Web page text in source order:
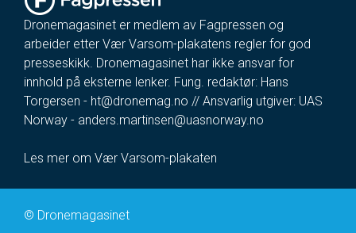
Dronemagasinet er medlem av Fagpressen og
arbeider etter Vær Varsom-plakatens regler for god
presseskikk. Dronemagasinet har ikke ansvar for
innhold på eksterne lenker. Fung. redaktør: Hans
Torgersen - ht@dronemag.no // Ansvarlig utgiver: UAS
Norway - anders.martinsen@uasnorway.no
Les mer om Vær Varsom-plakaten
© Dronemagasinet